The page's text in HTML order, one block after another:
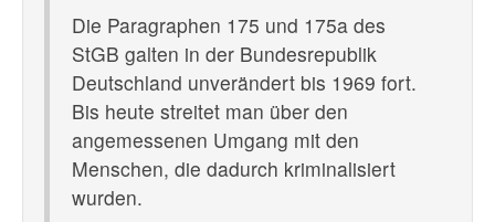
Die Paragraphen 175 und 175a des
StGB galten in der Bundesrepublik
Deutschland unverändert bis 1969 fort.
Bis heute streitet man über den
angemessenen Umgang mit den
Menschen, die dadurch kriminalisiert
wurden.